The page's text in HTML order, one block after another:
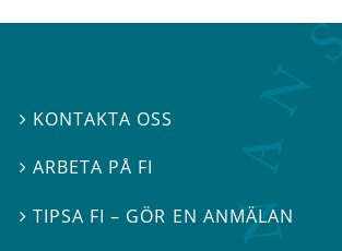
 KONTAKTA OSS
ARBETA PÅ FI
TIPSA FI – GÖR EN ANMÄLAN